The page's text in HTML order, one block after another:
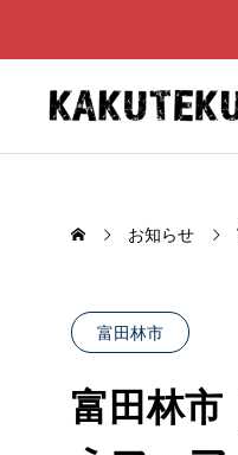
お知らせ
富田林市
富田林市